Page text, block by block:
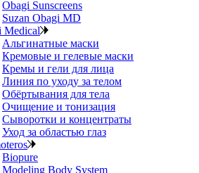
Obagi Sunscreens
Suzan Obagi MD
Medical
Альгинатные маски
Кремовые и гелевые маски
Кремы и гели для лица
Линия по уходу за телом
Обёртывания для тела
Очищение и тонизация
Сыворотки и концентраты
Уход за областью глаз
Biopure
Modeling Body System